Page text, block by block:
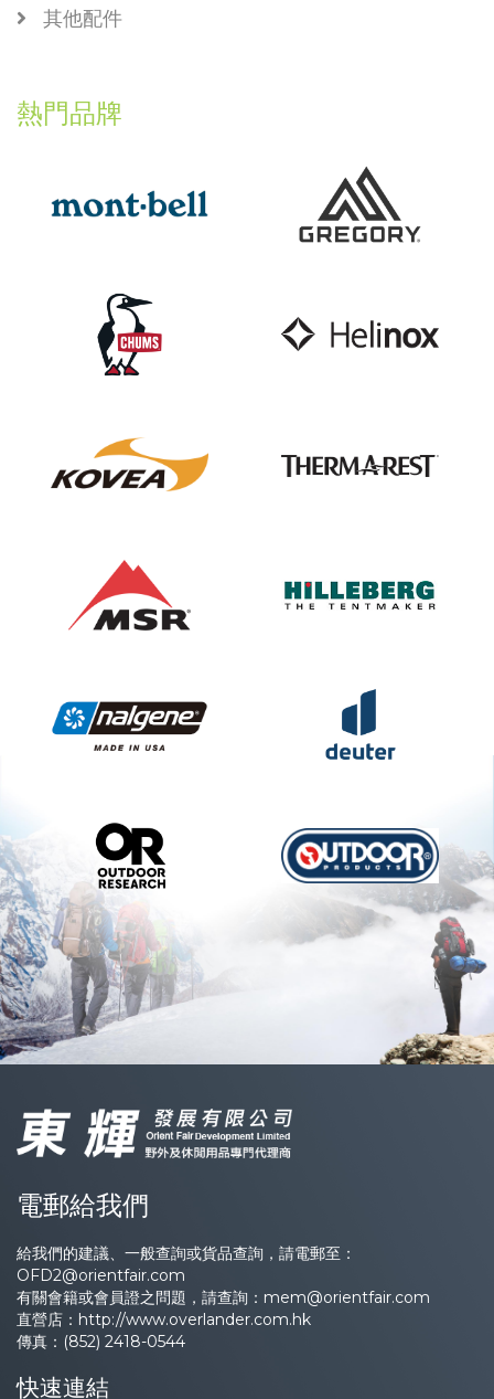
其他配件
熱門品牌
電郵給我們
給我們的建議、一般查詢或貨品查詢，請電郵至：
OFD2@orientfair.com
有關會籍或會員證之問題，請查詢： mem@orientfair.com
直營店： http://www.overlander.com.hk
傳真：(852) 2418-0544
快速連結